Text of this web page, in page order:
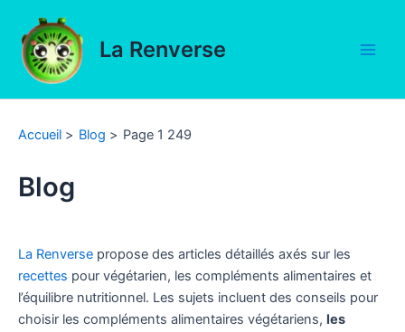
contenu
La Renverse
Accueil Blog Page 1 249
Blog
La Renverse propose des articles détaillés axés sur les
recettes pour végétarien, les compléments alimentaires et
l’équilibre nutritionnel. Les sujets incluent des conseils pour
choisir les compléments alimentaires végétariens, les